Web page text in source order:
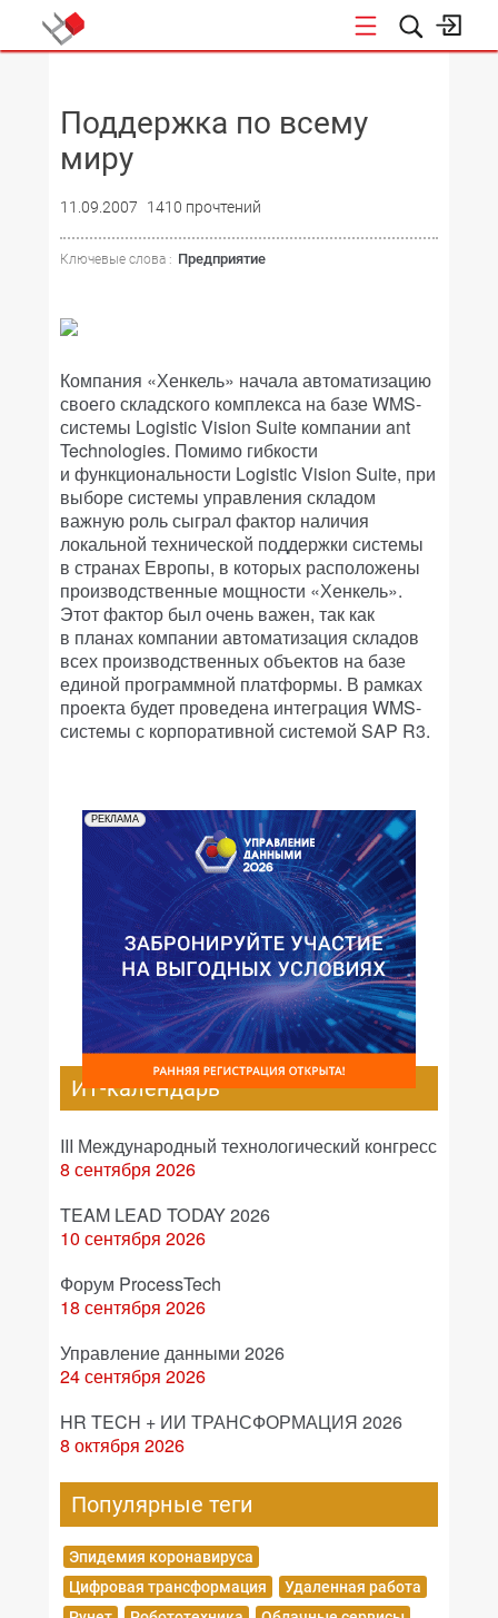
Поддержка по всему
миру
11.09.2007 1410 прочтений
Ключевые слова : Предприятие
Компания «Хенкель» начала автоматизацию
своего складского комплекса на базе WMS-
системы Logistic Vision Suite компании ant
Technologies. Помимо гибкости
и функциональности Logistic Vision Suite, при
выборе системы управления складом
важную роль сыграл фактор наличия
локальной технической поддержки системы
в странах Европы, в которых расположены
производственные мощности «Хенкель».
Этот фактор был очень важен, так как
в планах компании автоматизация складов
всех производственных объектов на базе
единой программной платформы. В рамках
проекта будет проведена интеграция WMS-
системы с корпоративной системой SAP R3.
РЕКЛАМА
ИТ-календарь
III Международный технологический конгресс
8 сентября 2026
TEAM LEAD TODAY 2026
10 сентября 2026
Форум ProcessTech
18 сентября 2026
Управление данными 2026
24 сентября 2026
HR TECH + ИИ ТРАНСФОРМАЦИЯ 2026
8 октября 2026
Популярные теги
Эпидемия коронавируса
Цифровая трансформация
Удаленная работа